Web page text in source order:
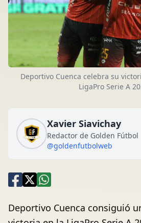
Deportivo Cuenca celebra su
LigaPro Serie A
Xavier Siavichay
Redactor de Golden Fútbol
@goldenfutbolweb
Deportivo Cuenca consiguió